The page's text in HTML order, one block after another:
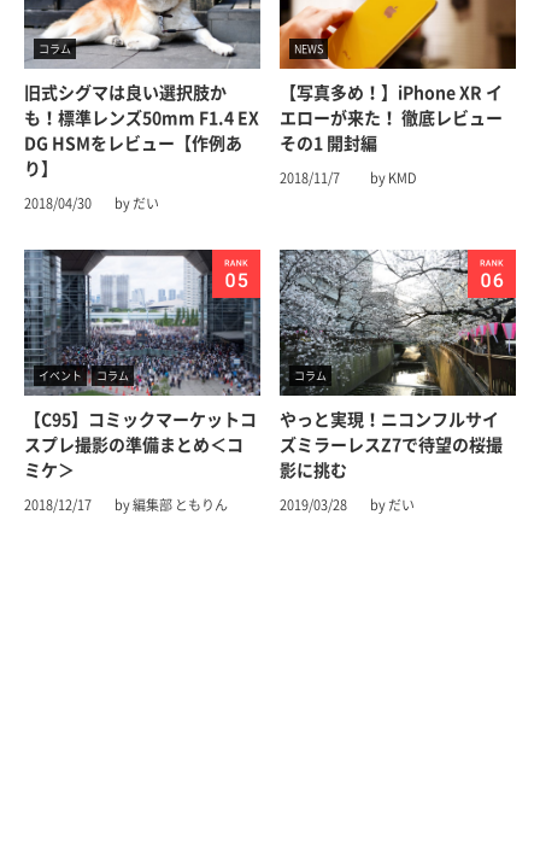
コラム
旧式シグマは良い選択肢か
も！標準レンズ50mm F1.4 EX
DG HSMをレビュー【作例あ
り】
2018/04/30 by だい
NEWS
【写真多め！】iPhone XR イ
エローが来た！ 徹底レビュー
その1 開封編
2018/11/7 by KMD
イベント コラム
【C95】コミックマーケットコ
スプレ撮影の準備まとめ＜コ
ミケ＞
2018/12/17 by 編集部 ともりん
コラム
やっと実現！ニコンフルサイ
ズミラーレスZ7で待望の桜撮
影に挑む
2019/03/28 by だい